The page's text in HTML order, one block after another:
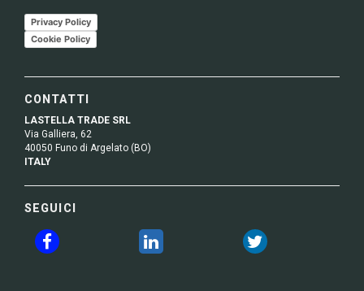
Privacy Policy
Cookie Policy
CONTATTI
LASTELLA TRADE SRL
Via Galliera, 62
40050 Funo di Argelato (BO)
ITALY
SEGUICI